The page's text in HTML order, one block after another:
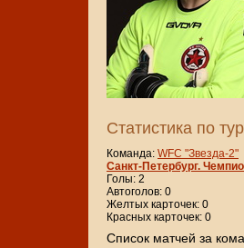
Статистика по
Команда: WFC "Звезда-2"
Санкт-Петербург.
Голы: 2
Автоголов: 0
Желтых карточек: 0
Красных карточек: 0
Cписок матчей за